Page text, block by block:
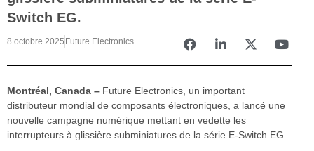
Switch EG.
8 octobre 2025 Future Electronics
Montréal, Canada – Future Electronics, un important
distributeur mondial de composants électroniques, a lancé une
nouvelle campagne numérique mettant en vedette les
interrupteurs à glissière subminiatures de la série E-Switch EG.